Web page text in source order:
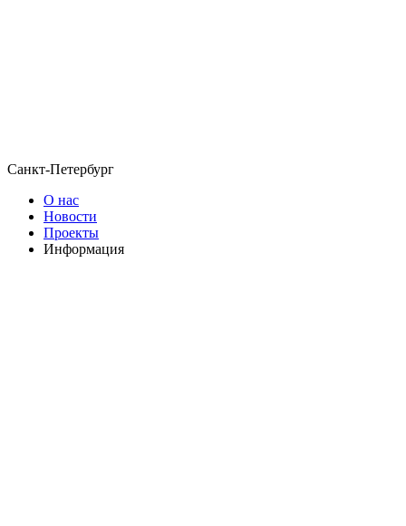
Санкт-Петербург
О нас
Новости
Проекты
Информация